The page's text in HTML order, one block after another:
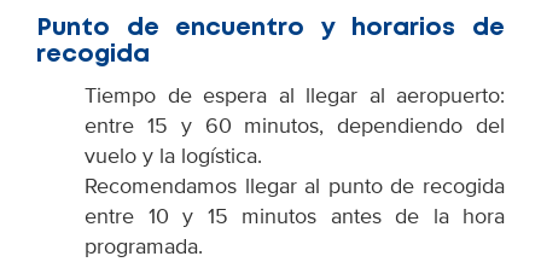
Punto de encuentro y horarios de
recogida
Tiempo de espera al llegar al aeropuerto:
entre 15 y 60 minutos, dependiendo del
vuelo y la logística.
Recomendamos llegar al punto de recogida
entre 10 y 15 minutos antes de la hora
programada.